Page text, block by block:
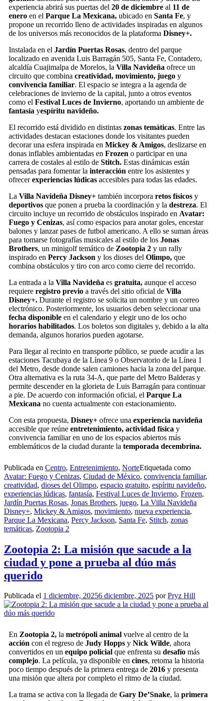
experiencia abrirá sus puertas del 20 de diciembre al 11 de
enero en el Parque La Mexicana, ubicado en Santa Fe, y
propone un recorrido lleno de actividades inspiradas en algunos
de los universos más reconocidos de la plataforma Disney+.
Instalada en el Jardín Puertas Rosas, dentro del parque
localizado en avenida Luis Barragán 505, Santa Fe, Contadero,
alcaldía Cuajimalpa de Morelos, la Villa Navideña ofrece un
circuito que combina creatividad, movimiento, juego y
convivencia familiar. El espacio se integra a la agenda de
celebraciones de invierno de la capital, junto a otros eventos
como el Festival Luces de Invierno, aportando un ambiente de
fantasía yespíritu navideño.
El recorrido está dividido en distintas zonas temáticas. Entre las
actividades destacan estaciones donde los visitantes pueden
decorar una esfera inspirada en Mickey & Amigos, deslizarse en
donas inflables ambientadas en Frozen o participar en una
carrera de costales al estilo de Stitch. Estas dinámicas están
pensadas para fomentar la interacción entre los asistentes y
ofrecerexperiencias lúdicas accesibles para todas las edades.
La Villa Navideña Disney+ también incorpora retos físicos y
deportivos que ponen a prueba la coordinación y la destreza. El
circuito incluye un recorrido de obstáculos inspirado en Avatar:
Fuego y Cenizas, así como espacios para anotar goles, encestar
balones y lanzar pases de futbol americano. A ello se suman áreas
para tomarse fotografías musicales al estilo de los Jonas
Brothers, un minigolf temático de Zootopia 2 y un rally
inspirado en Percy Jackson y los dioses del Olimpo, que
combina obstáculos y tiro con arco como cierre del recorrido.
La entrada a la Villa Navideña es gratuita, aunque el acceso
requiere registro previo a través del sitio oficial de Villa
Disney+. Durante el registro se solicita un nombre y un correo
electrónico. Posteriormente, los usuarios deben seleccionar una
fecha disponible en el calendario y elegir uno de los ocho
horarios habilitados. Los boletos son digitales y, debido a la alta
demanda, algunos horarios pueden agotarse.
Para llegar al recinto en transporte público, se puede acudir a las
estaciones Tacubaya de la Línea 9 o Observatorio de la Línea 1
del Metro, desde donde salen camiones hacia la zona del parque.
Otra alternativa es la ruta 34-A, que parte del Metro Balderas y
permite descender en la glorieta de Luis Barragán para continuar
a pie. De acuerdo con información oficial, el Parque La
Mexicana no cuenta actualmente con estacionamiento.
Con esta propuesta, Disney+ ofrece una experiencia navideña
accesible que reúne entretenimiento, actividad física y
convivencia familiar en uno de los espacios abiertos más
emblemáticos de la ciudad durante la temporada decembrina.
Publicada en Centro, Entretenimiento, NorteEtiquetada como
Avatar: Fuego y Cenizas, Ciudad de México, convivencia familiar,
creatividad, dioses del Olimpo, espacio gratuito, espíritu navideño,
experiencias lúdicas, fantasía, Festival Luces de Invierno, Frozen,
Jardín Puertas Rosas, Jonas Brothers, juego, La Villa Navideña
Disney+, Mickey & Amigos, movimiento, nueva experiencia,
Parque La Mexicana, Percy Jackson, Santa Fe, Stitch, zonas
temáticas, Zootopia 2
Zootopia 2: La misión que sacude a la
ciudad y pone a prueba al dúo más
querido
Publicada el 1 diciembre, 20256 diciembre, 2025 porPryz Hill
En Zootopia 2, la metrópoli animal vuelve al centro de la
acción con el regreso de Judy Hopps y Nick Wilde, ahora
convertidos en un equipo policial que enfrenta su desafío más
complejo. La película, ya disponible en cines, retoma la historia
poco tiempo después de la primera entrega de 2016 y presenta
una misión que altera por completo el ritmo de la ciudad.
La trama se activa con la llegada de Gary De’Snake, la primera